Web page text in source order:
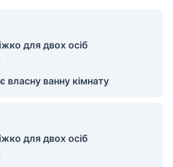
для двох осіб
власну ванну кімнату
для двох осіб